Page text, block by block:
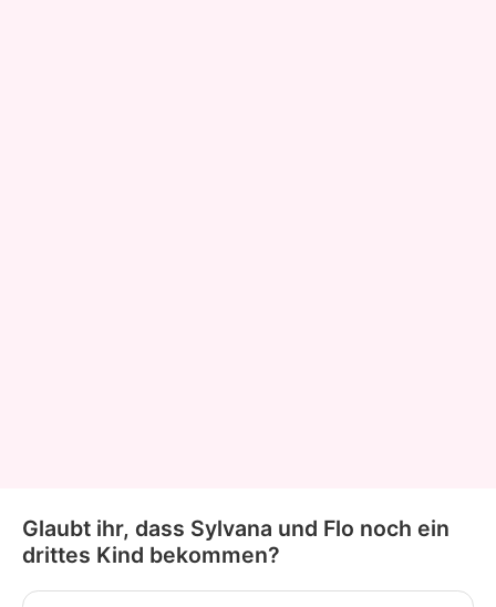
Glaubt ihr, dass Sylvana und Flo noch ein
drittes Kind bekommen?